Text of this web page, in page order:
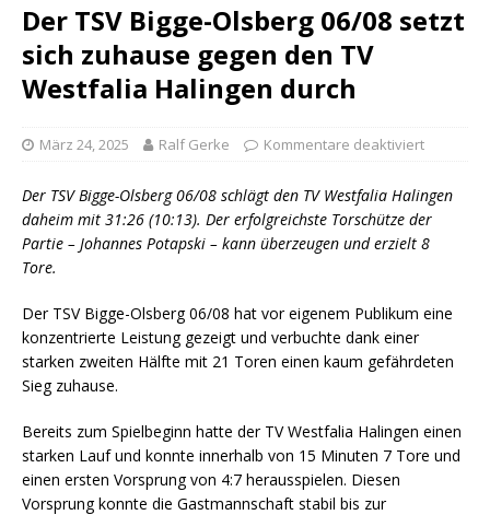
Der TSV Bigge-Olsberg 06/08 setzt
sich zuhause gegen den TV
Westfalia Halingen durch
März 24, 2025 Ralf Gerke Kommentare deaktiviert
Der TSV Bigge-Olsberg 06/08 schlägt den TV Westfalia Halingen
daheim mit 31:26 (10:13). Der erfolgreichste Torschütze der
Partie – Johannes Potapski – kann überzeugen und erzielt 8
Tore.
Der TSV Bigge-Olsberg 06/08 hat vor eigenem Publikum eine
konzentrierte Leistung gezeigt und verbuchte dank einer
starken zweiten Hälfte mit 21 Toren einen kaum gefährdeten
Sieg zuhause.
Bereits zum Spielbeginn hatte der TV Westfalia Halingen einen
starken Lauf und konnte innerhalb von 15 Minuten 7 Tore und
einen ersten Vorsprung von 4:7 herausspielen. Diesen
Vorsprung konnte die Gastmannschaft stabil bis zur